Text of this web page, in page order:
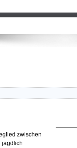
zwischen
jagdlich